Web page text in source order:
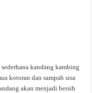
kandang kambing
kotoran dan sampah sisa
akan menjadi bersih